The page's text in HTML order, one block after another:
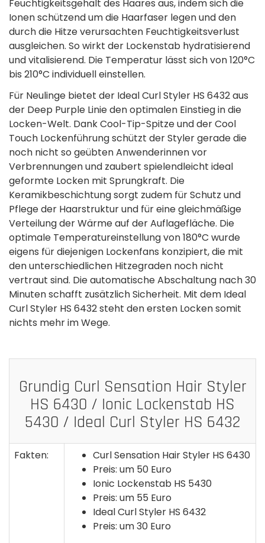
Feuchtigkeitsgehalt des Haares aus, indem sich die
Ionen schützend um die Haarfaser legen und den
durch die Hitze verursachten Feuchtigkeitsverlust
ausgleichen. So wirkt der Lockenstab hydratisierend
und vitalisierend. Die Temperatur lässt sich von 120°C
bis 210°C individuell einstellen.
Für Neulinge bietet der Ideal Curl Styler HS 6432 aus
der Deep Purple Linie den optimalen Einstieg in die
Locken-Welt. Dank Cool-Tip-Spitze und der Cool
Touch Lockenführung schützt der Styler gerade die
noch nicht so geübten Anwenderinnen vor
Verbrennungen und zaubert spielendleicht ideal
geformte Locken mit Sprungkraft. Die
Keramikbeschichtung sorgt zudem für Schutz und
Pflege der Haarstruktur und für eine gleichmäßige
Verteilung der Wärme auf der Auflagefläche. Die
optimale Temperatureinstellung von 180°C wurde
eigens für diejenigen Lockenfans konzipiert, die mit
den unterschiedlichen Hitzegraden noch nicht
vertraut sind. Die automatische Abschaltung nach 30
Minuten schafft zusätzlich Sicherheit. Mit dem Ideal
Curl Styler HS 6432 steht den ersten Locken somit
nichts mehr im Wege.
Grundig Curl Sensation Hair Styler
HS 6430 / Ionic Lockenstab HS
5430 / Ideal Curl Styler HS 6432
Fakten:
Curl Sensation Hair Styler HS 6430
Preis: um 50 Euro
Ionic Lockenstab HS 5430
Preis: um 55 Euro
Ideal Curl Styler HS 6432
Preis: um 30 Euro